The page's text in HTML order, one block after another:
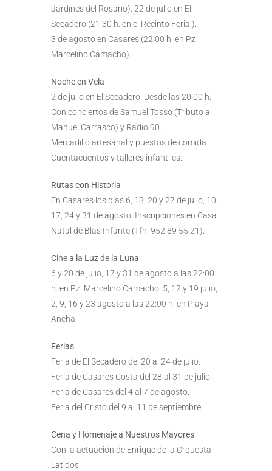
Jardines del Rosario). 22 de julio en El
Secadero (21:30 h. en el Recinto Ferial).
3 de agosto en Casares (22:00 h. en Pz
Marcelino Camacho).
Noche en Vela
2 de julio en El Secadero. Desde las 20:00 h.
Con conciertos de Samuel Tosso (Tributo a
Manuel Carrasco) y Radio 90.
Mercadillo artesanal y puestos de comida.
Cuentacuentos y talleres infantiles.
Rutas con Historia
En Casares los días 6, 13, 20 y 27 de julio, 10,
17, 24 y 31 de agosto. Inscripciones en Casa
Natal de Blas Infante (Tfn. 952 89 55 21).
Cine a la Luz de la Luna
6 y 20 de julio, 17 y 31 de agosto a las 22:00
h. en Pz. Marcelino Camacho. 5, 12 y 19 julio,
2, 9, 16 y 23 agosto a las 22:00 h. en Playa
Ancha.
Ferias
Feria de El Secadero del 20 al 24 de julio.
Feria de Casares Costa del 28 al 31 de julio.
Feria de Casares del 4 al 7 de agosto.
Feria del Cristo del 9 al 11 de septiembre.
Cena y Homenaje a Nuestros Mayores
Con la actuación de Enrique de la Orquesta
Latidos.